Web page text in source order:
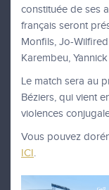
constituée de ses
français seront
Monfils, Jo-
Karembeu,
Le match sera au
Béziers, qui vient
violences
Vous pouvez
ICI.